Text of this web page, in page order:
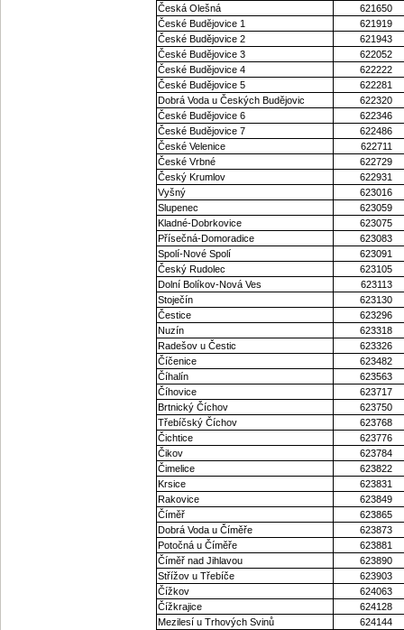
Česká Olešná
621650
České Budějovice 1
621919
České Budějovice 2
621943
České Budějovice 3
622052
České Budějovice 4
622222
České Budějovice 5
622281
Dobrá Voda u Českých Budějovic
622320
České Budějovice 6
622346
České Budějovice 7
622486
České Velenice
622711
České Vrbné
622729
Český Krumlov
622931
Vyšný
623016
Slupenec
623059
Kladné-Dobrkovice
623075
Přísečná-Domoradice
623083
Spolí-Nové Spolí
623091
Český Rudolec
623105
Dolní Bolíkov-Nová Ves
623113
Stoječín
623130
Čestice
623296
Nuzín
623318
Radešov u Čestic
623326
Číčenice
623482
Číhalín
623563
Číhovice
623717
Brtnický Číchov
623750
Třebíčský Číchov
623768
Čichtice
623776
Čikov
623784
Čimelice
623822
Krsice
623831
Rakovice
623849
Číměř
623865
Dobrá Voda u Číměře
623873
Potočná u Číměře
623881
Číměř nad Jihlavou
623890
Střížov u Třebíče
623903
Čížkov
624063
Čížkrajice
624128
Mezilesí u Trhových Svinů
624144